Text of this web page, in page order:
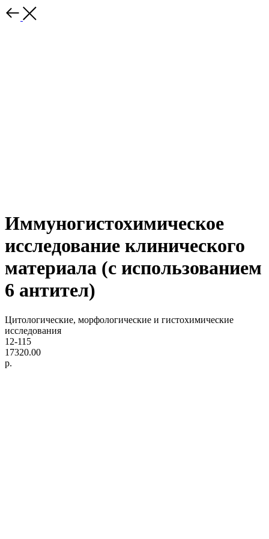
Иммуногистохимическое
исследование клинического
материала (с использованием
6 антител)
Цитологические, морфологические и гистохимические
исследования
12-115
17320.00
р.